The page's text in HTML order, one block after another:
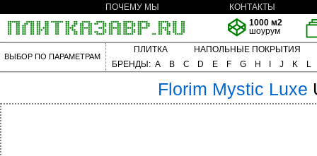
ПОЧЕМУ МЫ
КОНТАКТЫ
1000 м2
шоурум
ВЫБОР ПО ПАРАМЕТРАМ
ПЛИТКА
НАПОЛЬНЫЕ ПОКРЫТИЯ
БРЕНДЫ: A B C D E F G H J K L
Florim Mystic Luxe